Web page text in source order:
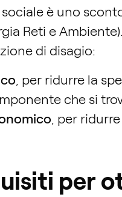
è uno
Reti e
di disagio:
, per ridurre la
che si
, per
per